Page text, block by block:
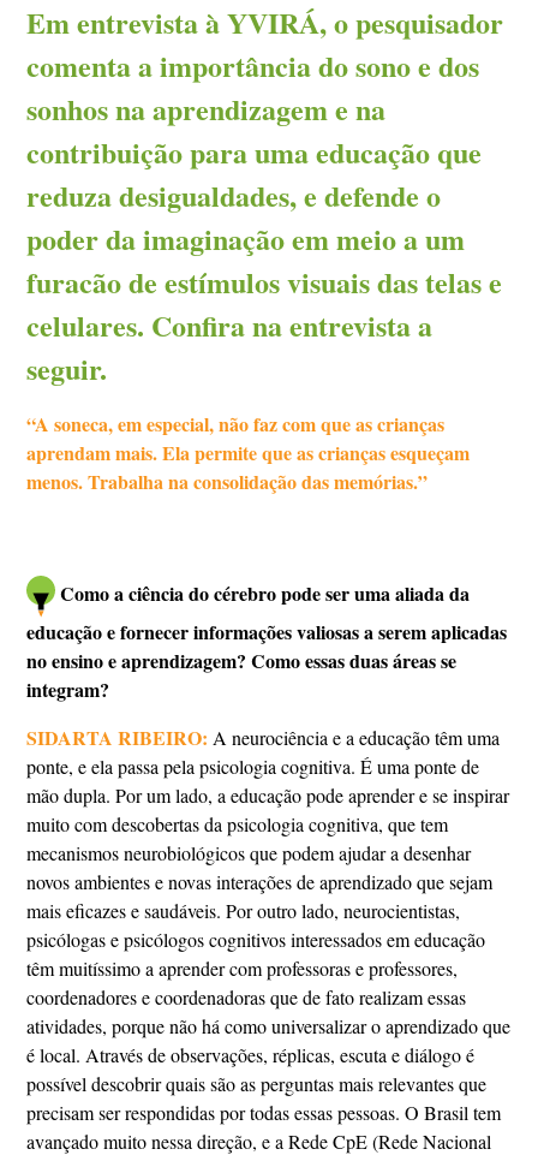
Em entrevista à YVIRÁ, o pesquisador
comenta a importância do sono e dos
sonhos na aprendizagem e na
contribuição para uma educação que
reduza desigualdades, e defende o
poder da imaginação em meio a um
furacão de estímulos visuais das telas e
celulares. Confira na entrevista a
seguir.
“A soneca, em especial, não faz com que as crianças
aprendam mais. Ela permite que as crianças esqueçam
menos. Trabalha na consolidação das memórias.”
Como a ciência do cérebro pode ser uma aliada da
educação e fornecer informações valiosas a serem aplicadas
no ensino e aprendizagem? Como essas duas áreas se
integram?
SIDARTA RIBEIRO: A neurociência e a educação têm uma
ponte, e ela passa pela psicologia cognitiva. É uma ponte de
mão dupla. Por um lado, a educação pode aprender e se inspirar
muito com descobertas da psicologia cognitiva, que tem
mecanismos neurobiológicos que podem ajudar a desenhar
novos ambientes e novas interações de aprendizado que sejam
mais eficazes e saudáveis. Por outro lado, neurocientistas,
psicólogas e psicólogos cognitivos interessados em educação
têm muitíssimo a aprender com professoras e professores,
coordenadores e coordenadoras que de fato realizam essas
atividades, porque não há como universalizar o aprendizado que
é local. Através de observações, réplicas, escuta e diálogo é
possível descobrir quais são as perguntas mais relevantes que
precisam ser respondidas por todas essas pessoas. O Brasil tem
avançado muito nessa direção, e a Rede CpE (Rede Nacional